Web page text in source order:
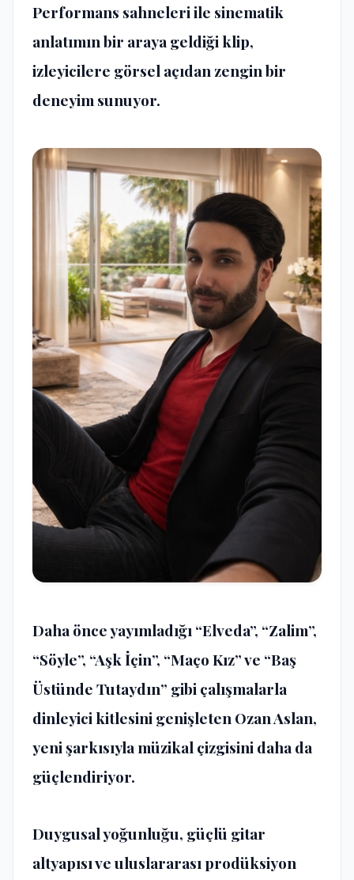
Performans sahneleri ile sinematik
anlatımın bir araya geldiği klip,
izleyicilere görsel açıdan zengin bir
deneyim sunuyor.
Daha önce yayımladığı “Elveda”, “Zalim”,
“Söyle”, “Aşk İçin”, “Maço Kız” ve “Baş
Üstünde Tutaydın” gibi çalışmalarla
dinleyici kitlesini genişleten Ozan Aslan,
yeni şarkısıyla müzikal çizgisini daha da
güçlendiriyor.
Duygusal yoğunluğu, güçlü gitar
altyapısı ve uluslararası prodüksiyon